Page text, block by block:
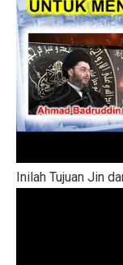
Inilah Tujuan Jin